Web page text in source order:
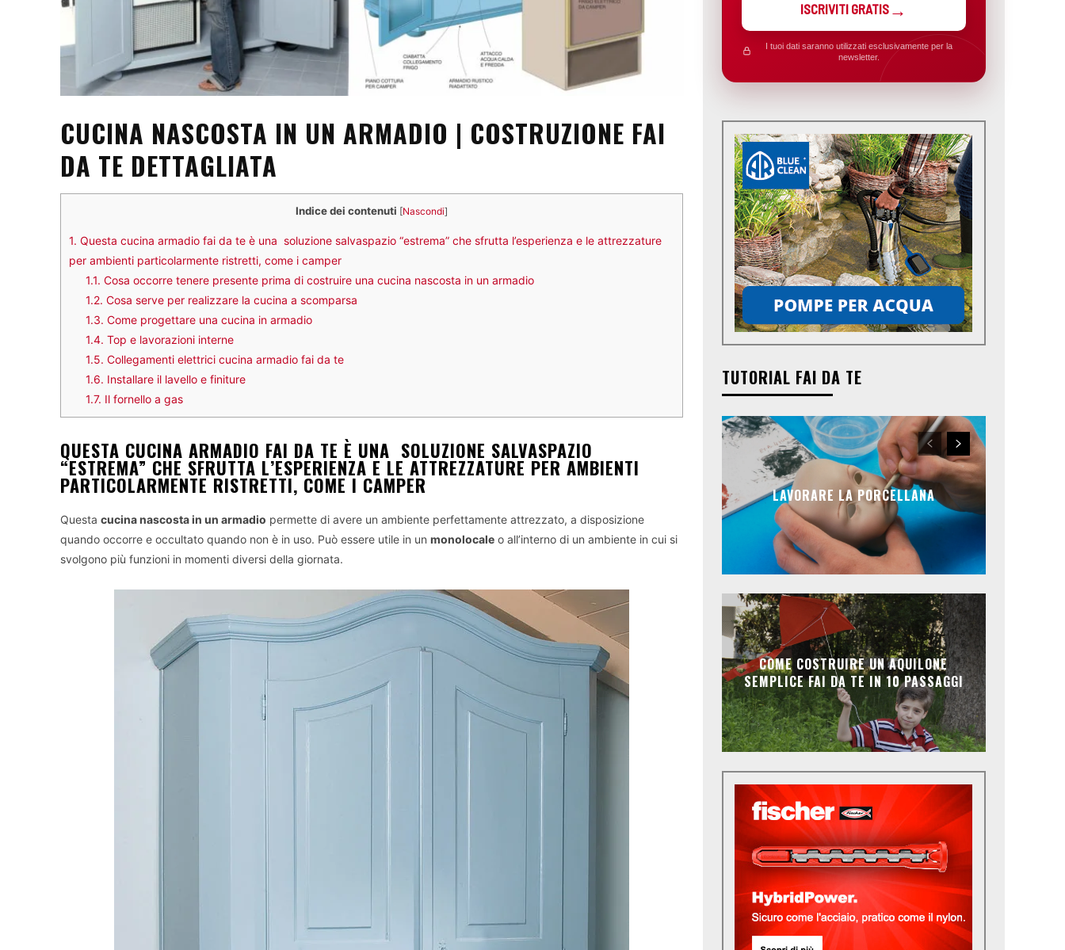
CUCINA NASCOSTA IN UN ARMADIO | COSTRUZIONE FAI
DA TE DETTAGLIATA
Indice dei contenuti [Nascondi]
1. Questa cucina armadio fai da te è una soluzione salvaspazio “estrema” che sfrutta l’esperienza e le attrezzature
per ambienti particolarmente ristretti, come i camper
1.1. Cosa occorre tenere presente prima di costruire una cucina nascosta in un armadio
1.2. Cosa serve per realizzare la cucina a scomparsa
1.3. Come progettare una cucina in armadio
1.4. Top e lavorazioni interne
1.5. Collegamenti elettrici cucina armadio fai da te
1.6. Installare il lavello e finiture
1.7. Il fornello a gas
QUESTA CUCINA ARMADIO FAI DA TE È UNA SOLUZIONE SALVASPAZIO
“ESTREMA” CHE SFRUTTA L’ESPERIENZA E LE ATTREZZATURE PER AMBIENTI
PARTICOLARMENTE RISTRETTI, COME I CAMPER
Questa cucina nascosta in un armadio permette di avere un ambiente perfettamente attrezzato, a disposizione
quando occorre e occultato quando non è in uso. Può essere utile in un monolocale o all’interno di un ambiente in cui si
svolgono più funzioni in momenti diversi della giornata.
ISCRIVITI GRATIS
I tuoi dati saranno utilizzati esclusivamente per la
newsletter.
TUTORIAL FAI DA TE
LAVORARE LA PORCELLANA
COME COSTRUIRE UN AQUILONE
SEMPLICE FAI DA TE IN 10 PASSAGGI